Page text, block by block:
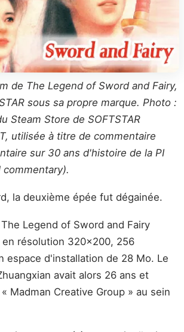
de The Legend of Sword and Fairy,
sous sa propre marque. Photo :
Steam Store de SOFTSTAR
utilisée à titre de commentaire
sur 30 ans d'histoire de la PI
la deuxième épée fut dégainée.
Legend of Sword and Fairy
résolution 320×200, 256
espace d'installation de 28 Mo. Le
avait alors 26 ans et
Madman Creative Group » au sein